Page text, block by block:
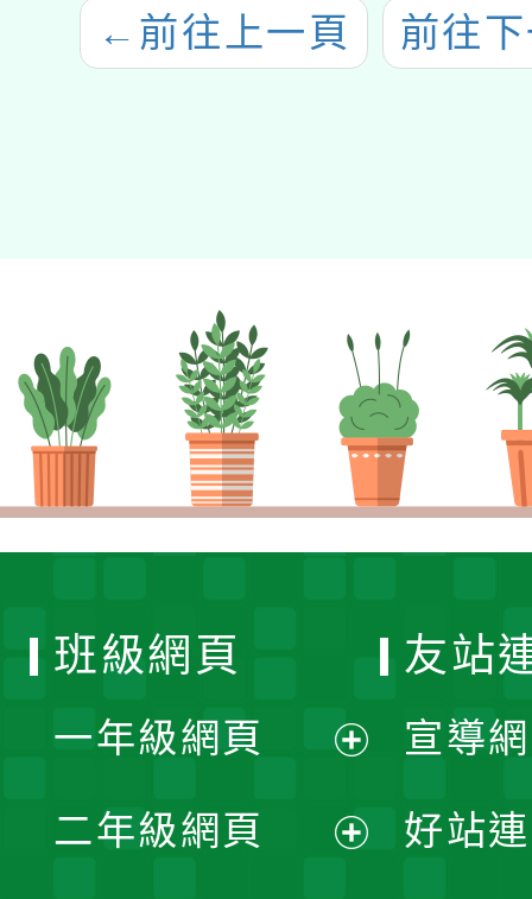
← 前往上一頁 前往
班級網頁
一年級網頁
開
二年級網頁
友站
宣導
好站